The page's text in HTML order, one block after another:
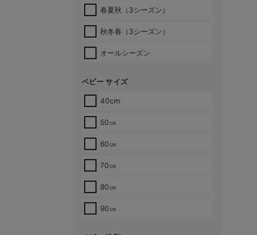
春夏秋（3シーズン）
秋冬春（3シーズン）
オールシーズン
ベビー サイズ
40cm
50㎝
60㎝
70㎝
80㎝
90㎝